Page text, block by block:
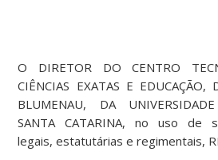
O DIRETOR DO CENTRO
CIÊNCIAS EXATAS E EDUCAÇÃO,
BLUMENAU, DA
SANTA CATARINA, no uso de
legais, estatutárias e regimentais,